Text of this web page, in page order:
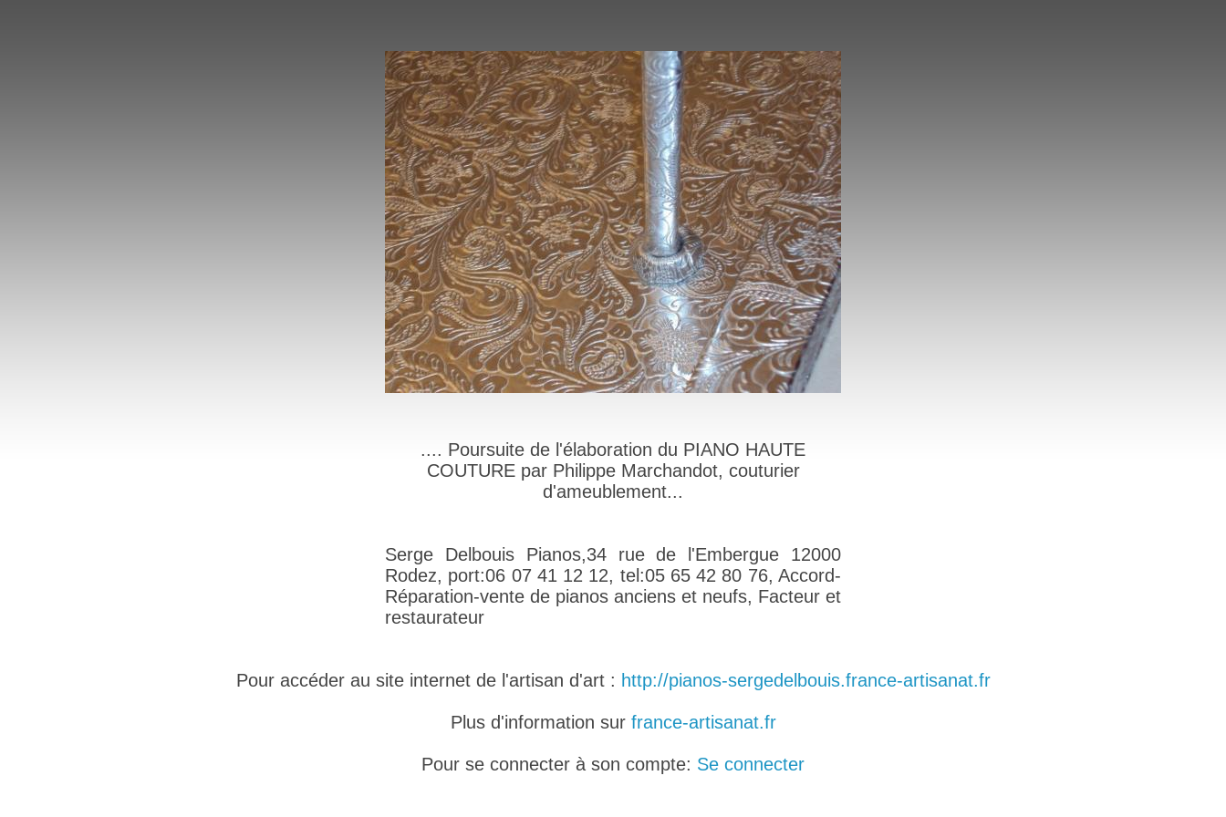
.... Poursuite de l'élaboration du PIANO HAUTE
COUTURE par Philippe Marchandot, couturier
d'ameublement...
Serge Delbouis Pianos,34 rue de l'Embergue 12000
Rodez, port:06 07 41 12 12, tel:05 65 42 80 76, Accord-
Réparation-vente de pianos anciens et neufs, Facteur et
restaurateur
Pour accéder au site internet de l'artisan d'art : http://pianos-sergedelbouis.france-artisanat.fr
Plus d'information sur france-artisanat.fr
Pour se connecter à son compte: Se connecter